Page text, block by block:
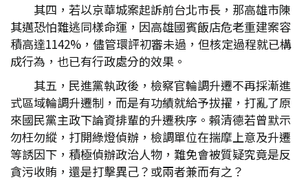
其四，若以京華城案起訴前台北市長，那高雄市陳
其邁恐怕難逃同樣命運，因高雄國賓飯店危老重建案容
積高達1142%，儘管環評初審未過，但核定過程就已構
成行為，也已有行政處分的效果。
其五，民進黨執政後，檢察官輪調升遷不再採漸進
式區域輪調升遷制，而是有功績就給予拔擢，打亂了原
來國民黨主政下論資排輩的升遷秩序。賴清德若曾默示
勿枉勿縱，打開綠燈偵辦，檢調單位在揣摩上意及升遷
等誘因下，積極偵辦政治人物，難免會被質疑究竟是反
貪污收賄，還是打擊異己？或兩者兼而有之？